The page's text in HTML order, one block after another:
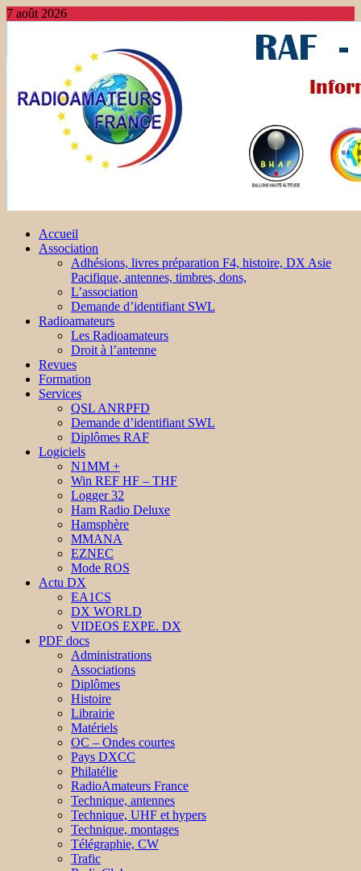
7 août 2026
Accueil
Association
Adhésions, livres préparation F4, histoire, DX Asie
Pacifique, antennes, timbres, dons,
L’association
Demande d’identifiant SWL
Radioamateurs
Les Radioamateurs
Droit à l’antenne
Revues
Formation
Services
QSL ANRPFD
Demande d’identifiant SWL
Diplômes RAF
Logiciels
N1MM +
Win REF HF – THF
Logger 32
Ham Radio Deluxe
Hamsphère
MMANA
EZNEC
Mode ROS
Actu DX
EA1CS
DX WORLD
VIDEOS EXPE. DX
PDF docs
Administrations
Associations
Diplômes
Histoire
Librairie
Matériels
OC – Ondes courtes
Pays DXCC
Philatélie
RadioAmateurs France
Technique, antennes
Technique, UHF et hypers
Technique, montages
Télégraphie, CW
Trafic